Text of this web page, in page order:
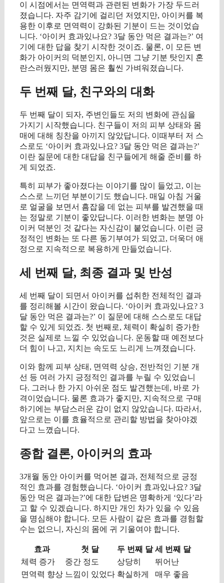
이 시점에서는 면역력과 관련된 변화가 가장 두드러
졌습니다. 자주 감기에 걸리던 저였지만, 아이커를 복
용한 이후로 면역력이 강화된 기분이 드는 것이었습
니다. ‘아이커 효과있나요? 3달 동안 먹은 결과는?’ 여
기에 대한 답을 찾기 시작한 것이죠. 물론, 이 모든 변
화가 아이커의 덕분인지, 아니면 그냥 기분 탓인지 혼
란스러웠지만, 분명 몸은 훨씬 가벼워졌습니다.
두 번째 달, 친구와의 대화
두 번째 달이 되자, 주변인들도 저의 변화에 관심을
가지기 시작했습니다. 친구들이 저의 피부 상태와 몸
매에 대해 칭찬을 아끼지 않았답니다. 이때부터 저 스
스로도 ‘아이커 효과있나요? 3달 동안 먹은 결과는?’
이란 질문에 대한 대답을 친구들에게 해줄 준비를 하
게 되었죠.
특히 피부가 좋아졌다는 이야기를 많이 들었고, 이는
스스로 느끼던 부분이기도 했습니다. 매일 아침 거울
로 얼굴을 보면서 흠잡을 데 없는 피부를 발견했을 때
는 정말로 기분이 좋았답니다. 이러한 변화는 분명 아
이커 덕분인 것 같다는 자신감이 붙었습니다. 이런 긍
정적인 변화는 또 다른 동기부여가 되었고, 더욱더 애
정으로 지속적으로 복용하게 만들었습니다.
세 번째 달, 최종 결과 및 반성
세 번째 달이 되면서 아이커를 섭취한 전체적인 결과
를 정리해볼 시간이 왔습니다. ‘아이커 효과있나요? 3
달 동안 먹은 결과는?’ 이 질문에 대해 스스로도 대답
할 수 있게 되었죠. 첫 번째로, 체력이 확실히 증가한
것은 실제로 느낄 수 있었습니다. 운동할 때 예전보다
더 힘이 나고, 지치는 속도도 느리게 느껴졌습니다.
이와 함께 피부 상태, 면역력 상승, 전반적인 기분 개
선 등 여러 가지 긍정적인 결과를 누릴 수 있었습니
다. 그러나 한 가지 아쉬운 점도 발견했는데, 바로 가
격이었습니다. 물론 효과가 좋지만, 지속적으로 구매
하기에는 부담스러운 감이 없지 않았습니다. 따라서,
앞으로는 이를 효율적으로 관리할 방법을 찾아야겠
다고 느꼈습니다.
종합 결론, 아이커의 효과
3개월 동안 아이커를 먹어본 결과, 전체적으로 긍정
적인 효과를 경험했습니다. ‘아이커 효과있나요? 3달
동안 먹은 결과는?’에 대한 답변은 명확하게 ‘있다’라
고 할 수 있겠습니다. 하지만 개인 차가 있을 수 있음
을 명심해야 합니다. 모든 사람이 같은 효과를 경험할
수는 없으니, 자신의 몸에 귀 기울여야 합니다.
효과 첫 달 두 번째 달 세 번째 달
체력 증가
중간 정도 상당히
뛰어난
면역력 향상 느낌이 있었다 확실하게
매우 좋음